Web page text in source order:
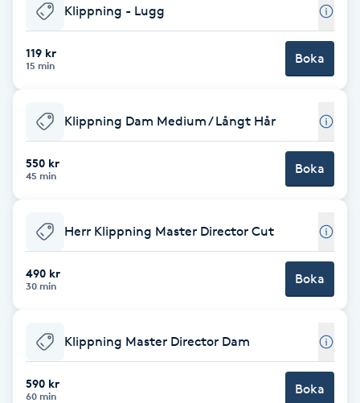
Celluliter
Coachning
Color correction
Cryoterapi
D
Damklippning
Dermapen
Enzympeeling
Klippning - Lugg
119 kr
15 min Boka
Klippning Dam Medium / Långt Hår
550 kr
45 min Boka
Herr Klippning Master Director Cut
490 kr
30 min Boka
Klippning Master Director Dam
590 kr
60 min Boka